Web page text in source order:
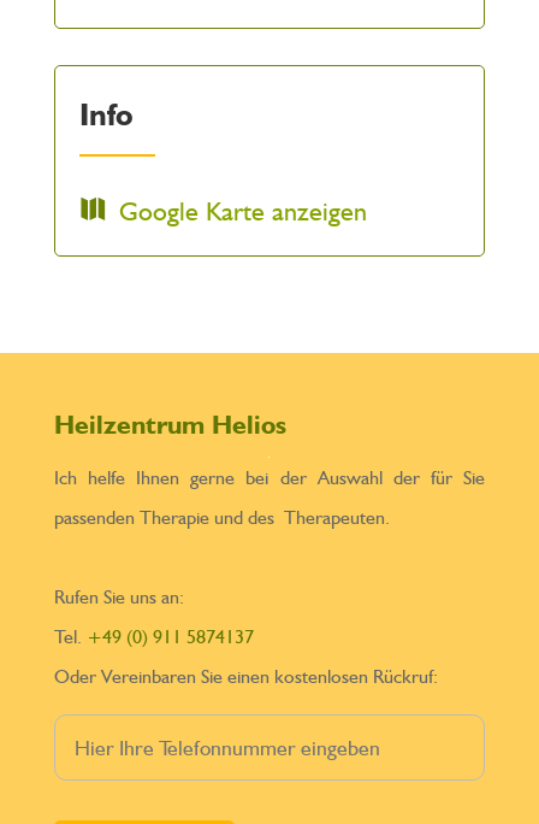
Info
Google Karte anzeigen
Heilzentrum Helios
Ich helfe Ihnen gerne bei der Auswahl der für Sie
passenden Therapie und des Therapeuten.
Rufen Sie uns an:
Tel. +49 (0) 911 5874137
Oder Vereinbaren Sie einen kostenlosen Rückruf: